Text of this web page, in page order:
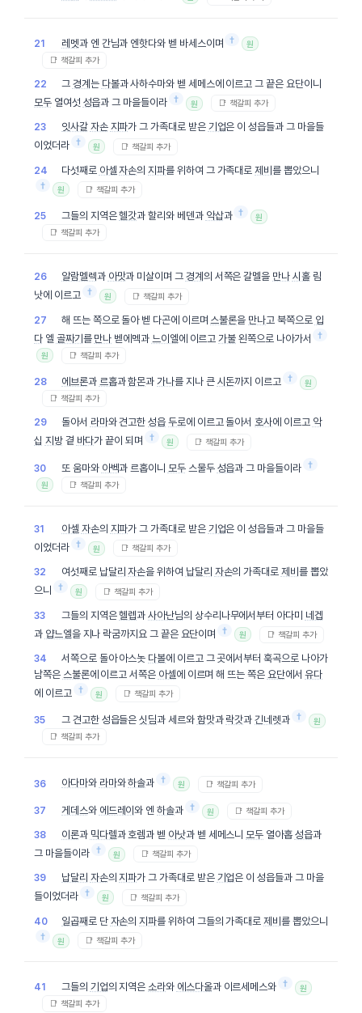
21 레멧과 엔 간님과 엔핫다와 벧 바세스이며 † 원
📑 책갈피 추가
22 그 경계 는 다볼과 사하수마와 벧 세메스에 이르고 그 끝은 요단이니
모두열여섯 성읍과 그 마을들이라 † 원 📑 책갈피 추가
23 잇사갈 자손 지파가 그 가족대로 받은 기업은 이 성읍들과 그 마을들
이었더라 † 원 📑 책갈피 추가
24 다섯째로 아셀 자손의지파를 위하여 그 가족대로제비를 뽑았으니
†
원 📑 책갈피 추가
25 그들의 지역은헬갓과 할리와 베덴과 악삽과 † 원
📑 책갈피 추가
26 알람멜렉과 아맛과 미살이며 그 경계 의 서쪽은 갈멜을 만나 시홀림
낫에 이르고 † 원 📑 책갈피 추가
27 해 뜨는 쪽으로 돌아 벧 다곤에 이르며 스불론을 만나고 북쪽으로 입
다엘 골짜기 를 만나 벧에멕과 느이엘에 이르고가불 왼쪽으로 나아가서 †
원 📑 책갈피 추가
28 에브론과 르홉과함몬과가나를 지나 큰 시돈까지 이르고 † 원
📑 책갈피 추가
29 돌아서 라마와 견고한성읍 두로에 이르고 돌아서호사에 이르고 악
십 지방곁 바다가 끝이 되며 † 원 📑 책갈피 추가
30 또 움마와 아벡과 르홉이니 모두스물두 성읍과 그 마을들이라 †
원 📑 책갈피 추가
31 아셀 자손의 지파가 그 가족대로 받은 기업은 이 성읍들과 그 마을들
이었더라 † 원 📑 책갈피 추가
32 여섯째로 납달리 자손을 위하여 납달리 자손의 가족대로 제비 를 뽑았
으니
† 원 📑 책갈피 추가
33 그들의 지역은헬렙과사아난님의 상수리나무에서부터 아다미 네겝
과 얍느엘을 지나 락굼까지요 그 끝은 요단이며 † 원 📑 책갈피 추가
34 서쪽으로 돌아 아스놋 다볼에 이르고 그 곳에서부터 훅곡으로 나아가
남쪽은 스불론에 이르고 서쪽은 아셀에 이르며 해 뜨는 쪽은 요단에서유다
에 이르고 † 원 📑 책갈피 추가
35 그 견고한 성읍들은싯딤과 세르와 함맛과 락갓과긴네렛과 † 원
📑 책갈피 추가
36 아다마와 라마와하솔과 † 원 📑 책갈피 추가
37 게데스와 에드레이와 엔하솔과 † 원 📑 책갈피 추가
38 이론과 믹다렐과 호렘과 벧 아낫과 벧 세메스니모두 열아홉 성읍과
그 마을들이라 † 원 📑 책갈피 추가
39 납달리 자손의지파가 그 가족대로 받은 기업은 이 성읍들과 그 마을
들이었더라 † 원 📑 책갈피 추가
40 일곱째 로 단 자손의지파를 위하여 그들의 가족대로제비 를 뽑았으니
†
원 📑 책갈피 추가
41 그들의 기업의 지역은소라와 에스다올과 이르세메스와 † 원
📑 책갈피 추가